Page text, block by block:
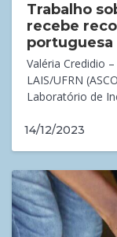
Trabalho
recebe
portuguesa
Valéria Credidio
LAIS/UFRN
Laboratório de
14/12/2023